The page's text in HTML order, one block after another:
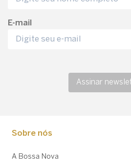
E-mail
Assinar
Sobre nós
A Bossa Nova